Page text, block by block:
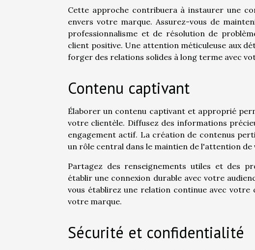
Cette approche contribuera à instaurer une
envers votre marque. Assurez-vous de
professionnalisme et de résolution de
client positive. Une attention méticuleuse aux
forger des relations solides à long terme avec
Contenu captivant
Élaborer un contenu captivant et approprié
votre clientèle. Diffusez des informations
engagement actif. La création de contenus
un rôle central dans le maintien de l'attention de
Partagez des renseignements utiles et des
établir une connexion durable avec votre
vous établirez une relation continue avec
votre marque.
Sécurité et confidentialité